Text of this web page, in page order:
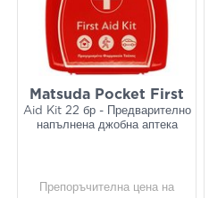
Matsuda Pocket First
Aid Kit 22 бр - Предварително
напълнена джобна аптека
Препоръчителна цена на